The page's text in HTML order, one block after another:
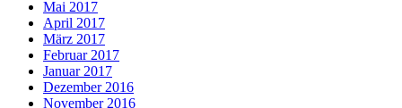
Mai 2017
April 2017
März 2017
Februar 2017
Januar 2017
Dezember 2016
November 2016